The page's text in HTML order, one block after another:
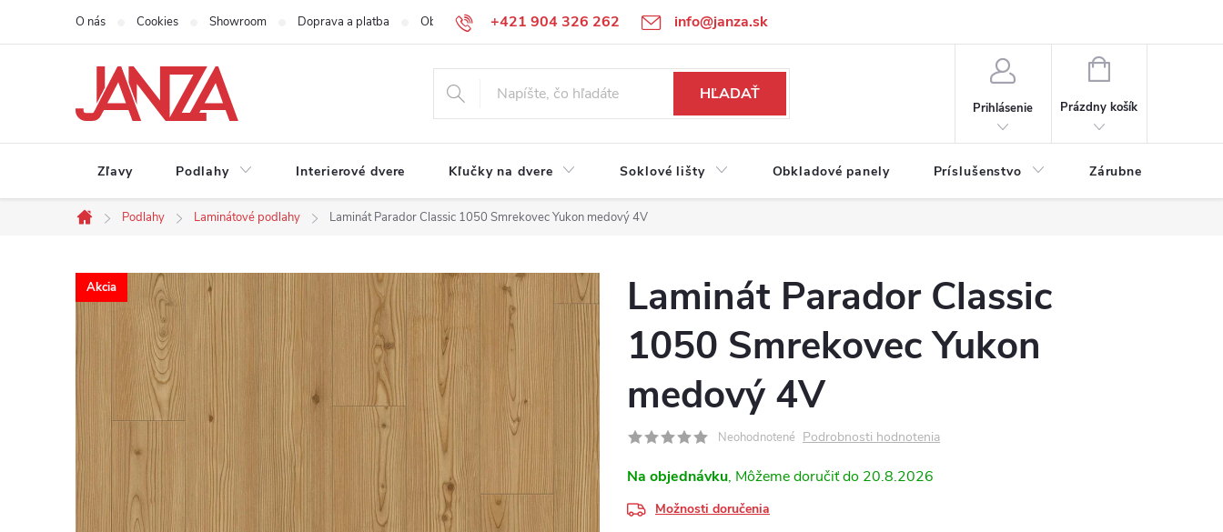
Prejsť na obsah +421 904 326 262 info@janza.sk
O nás Cookies Showroom Doprava a platba Obchodné podmienky Reklamačné podmienky Podmienky ochrany osobných údajov
HĽADAŤ
Prihlásenie
NÁKUPNÝ KOŠÍK
Prázdny košík
Zľavy Podlahy Interierové dvere Kľučky na dvere Soklové lišty Obkladové panely Príslušenstvo Zárubne
Domov
Podlahy Laminátové podlahy Laminát Parador Classic 1050 Smrekovec Yukon medový 4V
Akcia
Laminát Parador Classic
1050 Smrekovec Yukon
medový 4V
Neohodnotené Podrobnosti hodnotenia
Na objednávku 20.8.2026
Možnosti doručenia